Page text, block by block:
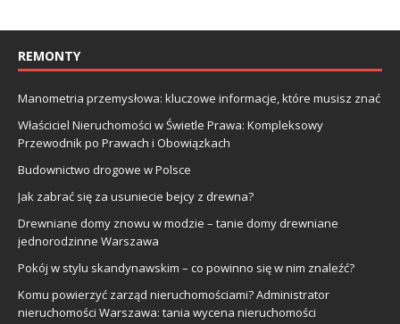
REMONTY
Manometria przemysłowa: kluczowe informacje, które musisz znać
Właściciel Nieruchomości w Świetle Prawa: Kompleksowy
Przewodnik po Prawach i Obowiązkach
Budownictwo drogowe w Polsce
Jak zabrać się za usuniecie bejcy z drewna?
Drewniane domy znowu w modzie – tanie domy drewniane
jednorodzinne Warszawa
Pokój w stylu skandynawskim – co powinno się w nim znaleźć?
Komu powierzyć zarząd nieruchomościami? Administrator
nieruchomości Warszawa: tania wycena nieruchomości